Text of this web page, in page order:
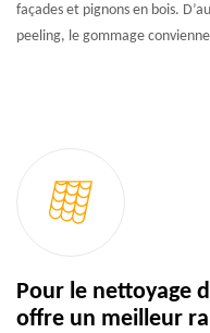
façades et pignons en bois.
peeling, le gommage
Pour le nettoyage
offre un meilleur